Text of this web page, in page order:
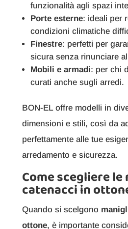
funzionalità agli spazi
Porte esterne: ideali per
condizioni climatiche
Finestre: perfetti per
sicura senza rinunciare
Mobili e armadi: per chi
curati anche sugli arredi.
BON-EL offre modelli in
dimensioni e stili, così da
perfettamente alle tue
arredamento e sicurezza.
Come scegliere
catenacci in
Quando si scelgono
ottone, è importante